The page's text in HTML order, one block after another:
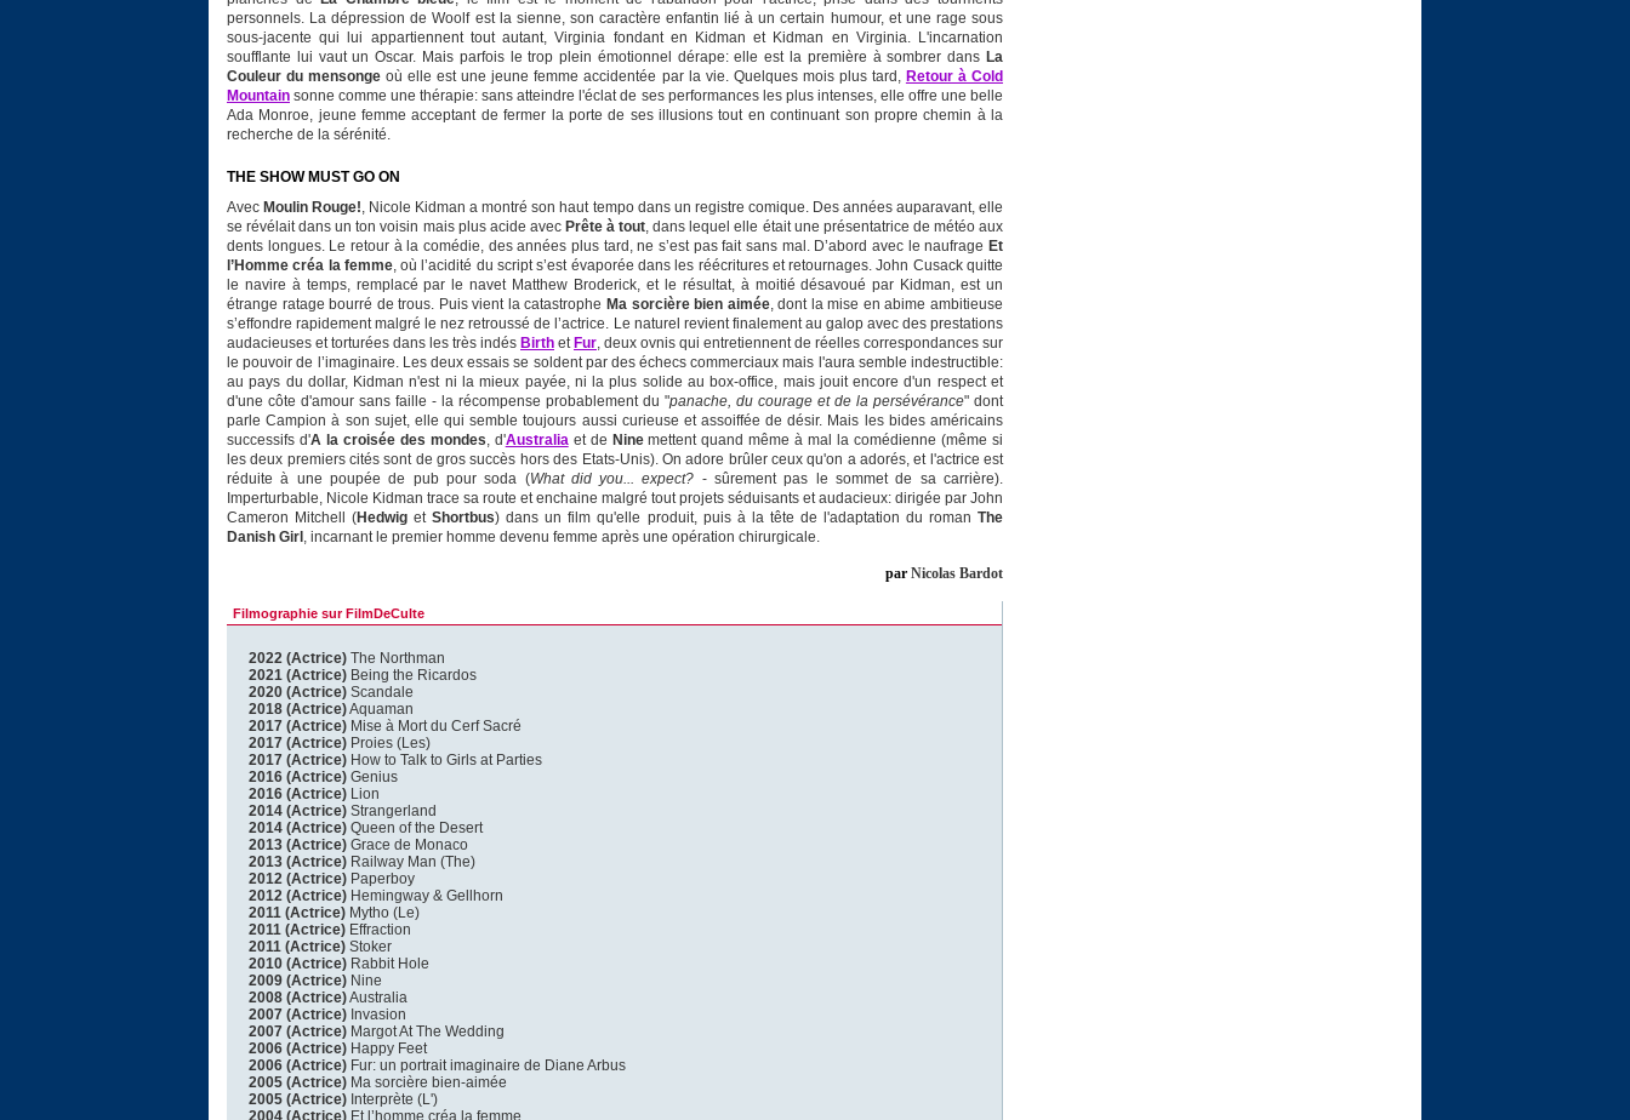
personnels. La dépression de Woolf est la sienne, son caractère enfantin lié à un certain humour, et une rage sous
sous-jacente qui lui appartiennent tout autant, Virginia fondant en Kidman et Kidman en Virginia. L'incarnation
soufflante lui vaut un Oscar. Mais parfois le trop plein émotionnel dérape: elle est la première à sombrer dans La
Couleur du mensonge où elle est une jeune femme accidentée par la vie. Quelques mois plus tard, Retour à Cold
Mountain sonne comme une thérapie: sans atteindre l'éclat de ses performances les plus intenses, elle offre une belle
Ada Monroe, jeune femme acceptant de fermer la porte de ses illusions tout en continuant son propre chemin à la
recherche de la sérénité.
THE SHOW MUST GO ON
Avec Moulin Rouge!, Nicole Kidman a montré son haut tempo dans un registre comique. Des années auparavant, elle
se révélait dans un ton voisin mais plus acide avec Prête à tout, dans lequel elle était une présentatrice de météo aux
dents longues. Le retour à la comédie, des années plus tard, ne s’est pas fait sans mal. D’abord avec le naufrage Et
l’Homme créa la femme, où l’acidité du script s’est évaporée dans les réécritures et retournages. John Cusack quitte
le navire à temps, remplacé par le navet Matthew Broderick, et le résultat, à moitié désavoué par Kidman, est un
étrange ratage bourré de trous. Puis vient la catastrophe Ma sorcière bien aimée, dont la mise en abime ambitieuse
s’effondre rapidement malgré le nez retroussé de l’actrice. Le naturel revient finalement au galop avec des prestations
audacieuses et torturées dans les très indés Birth et Fur, deux ovnis qui entretiennent de réelles correspondances sur
le pouvoir de l’imaginaire. Les deux essais se soldent par des échecs commerciaux mais l'aura semble indestructible:
au pays du dollar, Kidman n'est ni la mieux payée, ni la plus solide au box-office, mais jouit encore d'un respect et
d'une côte d'amour sans faille - la récompense probablement du "panache, du courage et de la persévérance" dont
parle Campion à son sujet, elle qui semble toujours aussi curieuse et assoiffée de désir. Mais les bides américains
successifs d'A la croisée des mondes, d'Australiaet de Ninemettent quand même à mal la comédienne (même si
les deux premiers cités sont de gros succès hors des Etats-Unis). On adore brûler ceux qu'on a adorés, et l'actrice est
réduite à une poupée de pub pour soda (What did you... expect? - sûrement pas le sommet de sa carrière).
Imperturbable, Nicole Kidman trace sa route et enchaine malgré tout projets séduisants et audacieux: dirigée par John
Cameron Mitchell (Hedwig etShortbus) dans un film qu'elle produit, puis à la tête de l'adaptation du romanThe
Danish Girl , incarnant le premier homme devenu femme après une opération chirurgicale.
par Nicolas Bardot
Filmographie sur FilmDeCulte
2022 (Actrice) The Northman
2021 (Actrice) Being the Ricardos
2020 (Actrice) Scandale
2018 (Actrice)Aquaman
2017 (Actrice) Mise à Mort du Cerf Sacré
2017 (Actrice) Proies (Les)
2017 (Actrice) How to Talk to Girls at Parties
2016 (Actrice) Genius
2016 (Actrice) Lion
2014 (Actrice) Strangerland
2014 (Actrice) Queen of the Desert
2013 (Actrice) Grace de Monaco
2013 (Actrice) Railway Man (The)
2012 (Actrice) Paperboy
2012 (Actrice) Hemingway & Gellhorn
2011 (Actrice) Mytho (Le)
2011 (Actrice) Effraction
2011 (Actrice) Stoker
2010 (Actrice) Rabbit Hole
2009 (Actrice) Nine
2008 (Actrice)Australia
2007 (Actrice) Invasion
2007 (Actrice) Margot At The Wedding
2006 (Actrice) Happy Feet
2006 (Actrice) Fur: un portrait imaginaire de Diane Arbus
2005 (Actrice) Ma sorcière bien-aimée
2005 (Actrice) Interprète (L')